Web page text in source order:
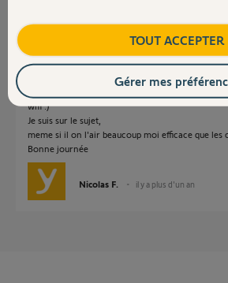
Effectivement les marabou essayer
wifi :)
Je suis sur le sujet,
meme si il on l'air beaucoup moi efficace que les
Bonne journée
Nicolas F. il y a plus d'un an
TOUT ACCEPTER
Gérer mes